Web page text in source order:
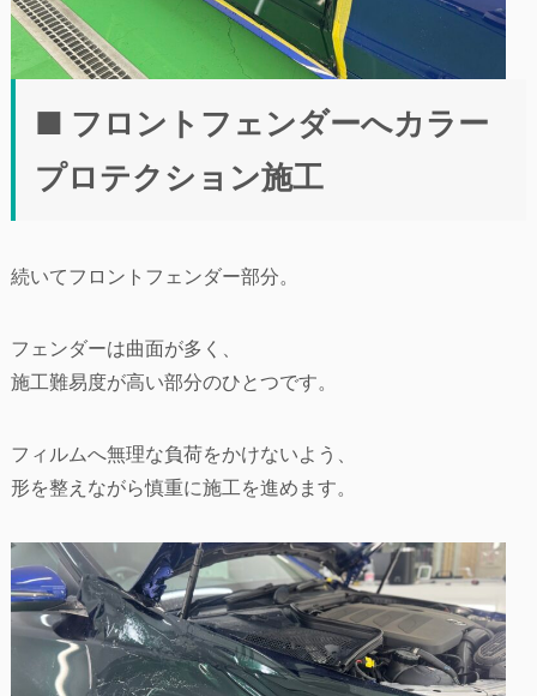
■ フロントフェンダーへカラー
プロテクション施工
続いてフロントフェンダー部分。
フェンダーは曲面が多く、
施工難易度が高い部分のひとつです。
フィルムへ無理な負荷をかけないよう、
形を整えながら慎重に施工を進めます。